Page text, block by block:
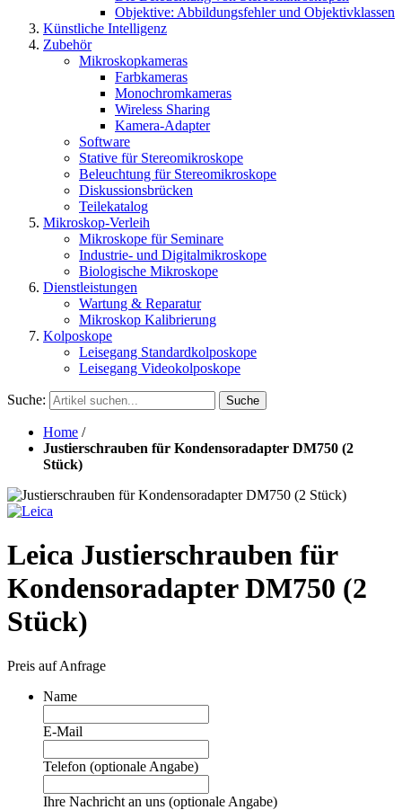
Objektive: Abbildungsfehler und Objektivklassen
Künstliche Intelligenz
Zubehör
Mikroskopkameras
Farbkameras
Monochromkameras
Wireless Sharing
Kamera-Adapter
Software
Stative für Stereomikroskope
Beleuchtung für Stereomikroskope
Diskussionsbrücken
Teilekatalog
Mikroskop-Verleih
Mikroskope für Seminare
Industrie- und Digitalmikroskope
Biologische Mikroskope
Dienstleistungen
Wartung & Reparatur
Mikroskop Kalibrierung
Kolposkope
Leisegang Standardkolposkope
Leisegang Videokolposkope
Suche: Suche
Home /
Justierschrauben für Kondensoradapter DM750 (2
Stück)
Leica Justierschrauben für
Kondensoradapter DM750 (2
Stück)
Preis auf Anfrage
Name
E-Mail
Telefon (optionale Angabe)
Ihre Nachricht an uns (optionale Angabe)